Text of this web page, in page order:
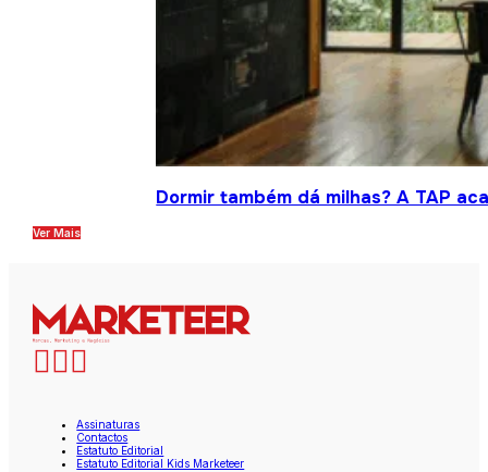
Dormir também dá milhas? A TAP
Ver Mais
Assinaturas
Contactos
Estatuto Editorial
Estatuto Editorial Kids Marketeer